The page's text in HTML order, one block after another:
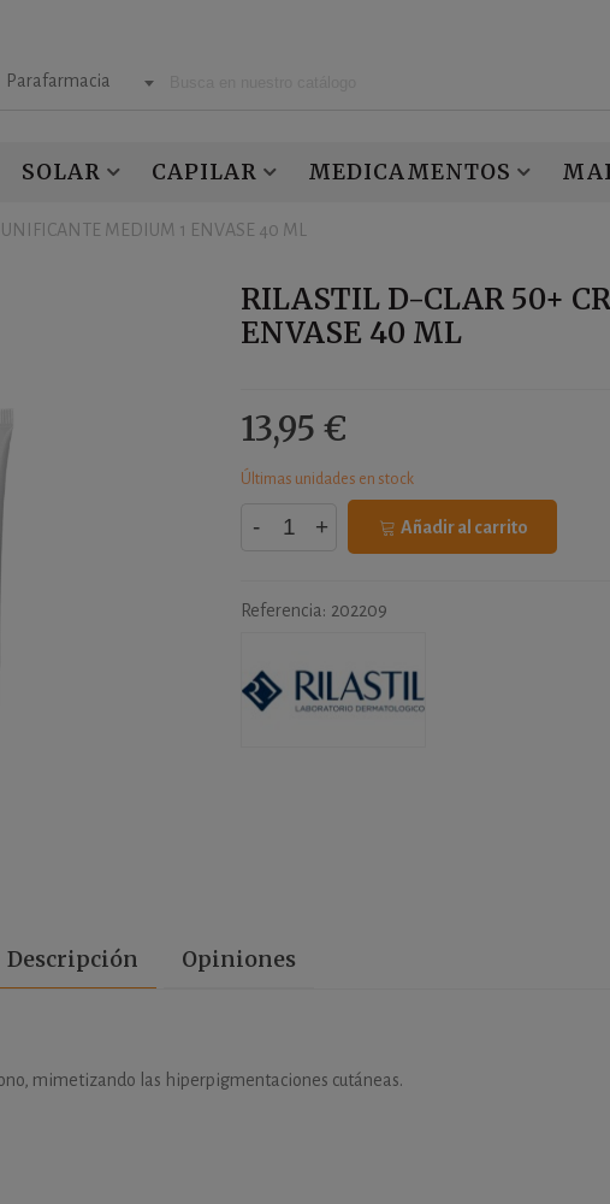
Parafarmacia
SOLAR CAPILAR MEDICAMENTOS
MEDIUM 1 ENVASE 40 ML
RILASTIL D-CLAR 50+
ENVASE 40 ML
13,95 €
Últimas unidades en stock
- + Añadir al carrito
Referencia: 202209
Descripción Opiniones
mimetizando las hiperpigmentaciones cutáneas.